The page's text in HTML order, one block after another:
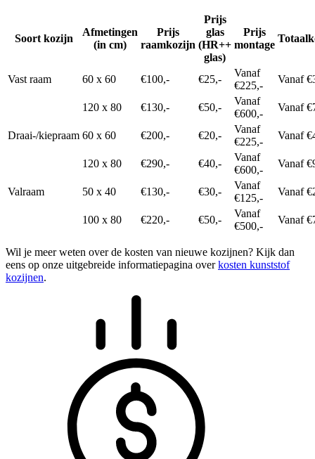
Soort kozijn
Afmetingen
(in cm)
Prijs
raamkozijn
Prijs
glas
(HR++
glas)
Prijs
montage
Vast raam 60 x 60 €100,- €25,-
Vanaf
€225,-
Vanaf
120 x 80 €130,- €50,-
Vanaf
€600,-
Vanaf
Draai-/kiepraam 60 x 60 €200,- €20,-
Vanaf
€225,-
Vanaf
120 x 80 €290,- €40,-
Vanaf
€600,-
Vanaf
Valraam 50 x 40 €130,- €30,-
Vanaf
€125,-
Vanaf
100 x 80 €220,- €50,-
Vanaf
€500,-
Vanaf
Wil je meer weten over de kosten van nieuwe kozijnen? Kijk dan
eens op onze uitgebreide informatiepagina overkosten kunststof
kozijnen.